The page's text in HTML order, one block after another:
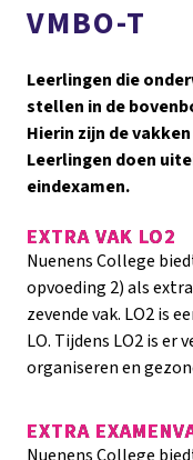
VMBO-T
Leerlingen die
stellen in de
Hierin zijn de
Leerlingen doen
eindexamen.
EXTRA VAK LO2
Nuenens College
opvoeding 2) als
zevende vak. LO2 is
LO. Tijdens LO2 is er
organiseren en
EXTRA